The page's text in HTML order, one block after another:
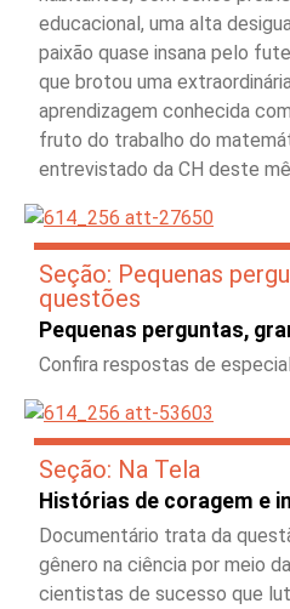
educacional, uma alta
paixão quase insana pelo
que brotou uma
aprendizagem conhecida
fruto do trabalho do
entrevistado da CH deste
Seção: Pequenas
questões
Pequenas perguntas,
Confira respostas de
Seção: Na Tela
Histórias de coragem e
Documentário trata da
gênero na ciência por meio
cientistas de sucesso que